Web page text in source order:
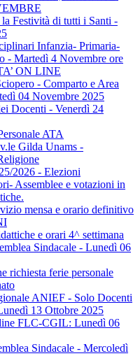
Festività di tutti i Santi -
Infanzia- Primaria-
- Martedì 4 Novembre ore
ON LINE
- Comparto e Area
04 Novembre 2025
Docenti - Venerdì 24
ATA
Gilda Unams -
2026 - Elezioni
Assemblee e votazioni in
mensa e orario definitivo
e orari 4^ settimana
Sindacale - Lunedì 06
richiesta ferie personale
ANIEF - Solo Docenti
13 Ottobre 2025
FLC-CGIL: Lunedì 06
Sindacale - Mercoledì